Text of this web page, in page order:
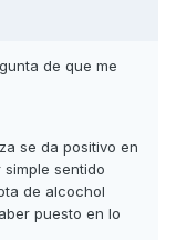
de que me
se da positivo en
sentido
de alcochol
puesto en lo